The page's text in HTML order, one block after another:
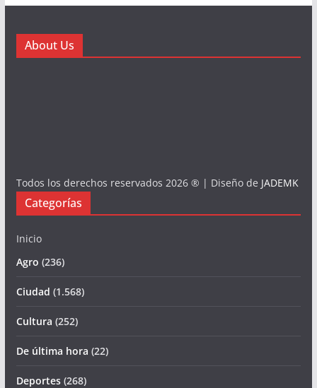
About Us
Todos los derechos reservados 2026 ® | Diseño de JADEMK
Categorías
Inicio
Agro (236)
Ciudad (1.568)
Cultura (252)
De última hora (22)
Deportes(268)